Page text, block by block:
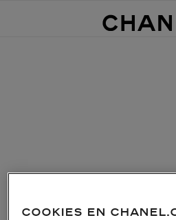
COOKIES EN